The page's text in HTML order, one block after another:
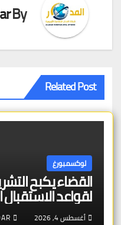
By
Related Post
لوكسمبورغ
القضاء يكبح
لقواعد
أغسطس 4, 2026